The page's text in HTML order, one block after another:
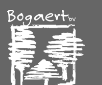
naar
content